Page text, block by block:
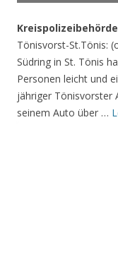
Tönisvorst-St.Tönis:
Südring in St. Tönis
Personen leicht und
jähriger Tönisvorster
seinem Auto über …